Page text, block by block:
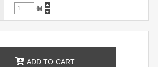
個
ADD TO CART